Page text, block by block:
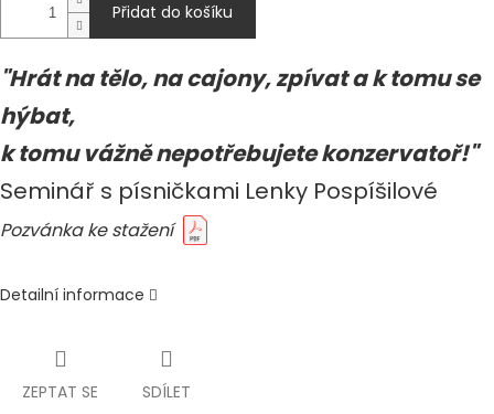
Přidat do košíku
"Hrát na tělo, na cajony, zpívat a k tomu se
hýbat,
k tomu vážně nepotřebujete konzervatoř!"
Seminář s písničkami Lenky Pospíšilové
Pozvánka ke stažení
Detailní informace
ZEPTAT SE SDÍLET